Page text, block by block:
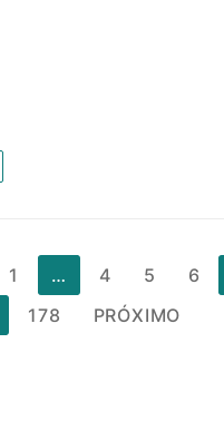
1 … 4 5 6
178 PRÓXIMO